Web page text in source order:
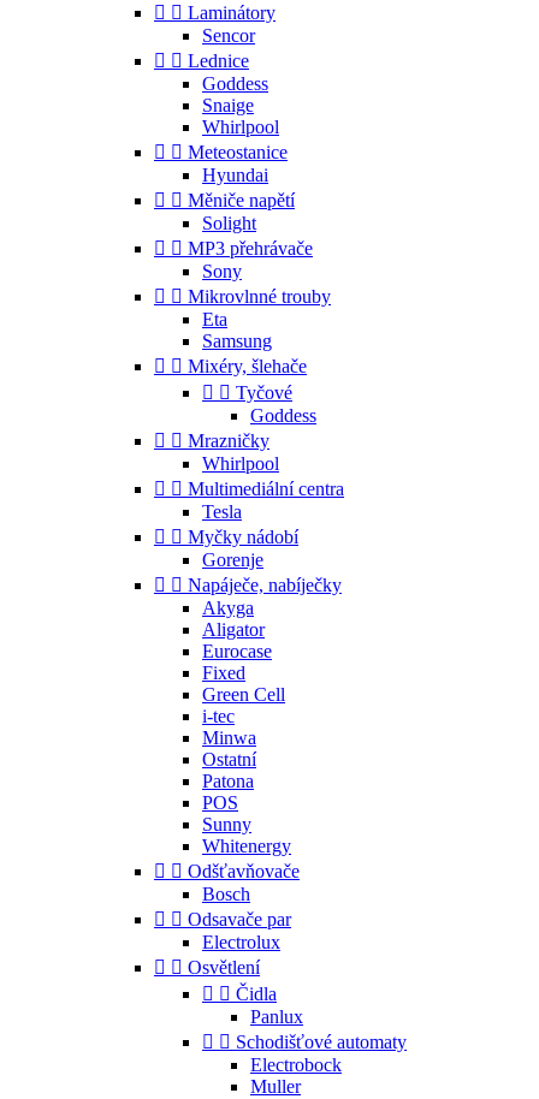
  Laminátory
Sencor
  Lednice
Goddess
Snaige
Whirlpool
  Meteostanice
Hyundai
  Měniče napětí
Solight
  MP3 přehrávače
Sony
  Mikrovlnné trouby
Eta
Samsung
  Mixéry, šlehače
  Tyčové
Goddess
  Mrazničky
Whirlpool
  Multimediální centra
Tesla
  Myčky nádobí
Gorenje
  Napáječe, nabíječky
Akyga
Aligator
Eurocase
Fixed
Green Cell
i-tec
Minwa
Ostatní
Patona
POS
Sunny
Whitenergy
  Odšťavňovače
Bosch
  Odsavače par
Electrolux
  Osvětlení
  Čidla
Panlux
  Schodišťové automaty
Electrobock
Muller